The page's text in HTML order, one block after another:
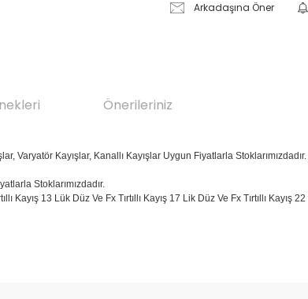
Arkadaşına Öner
Önerileriniz
Varyatör Kayışlar, Kanallı Kayışlar Uygun Fiyatlarla Stoklarımızdadır.
Stoklarımızdadır.
Kayış 13 Lük Düz Ve Fx Tırtıllı Kayış 17 Lik Düz Ve Fx Tırtıllı Kayış